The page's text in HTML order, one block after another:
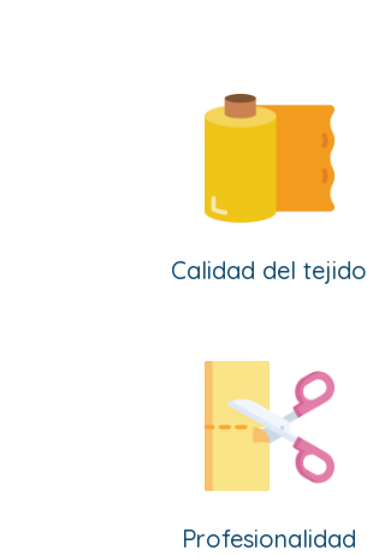
Calidad del tejido
Profesionalidad